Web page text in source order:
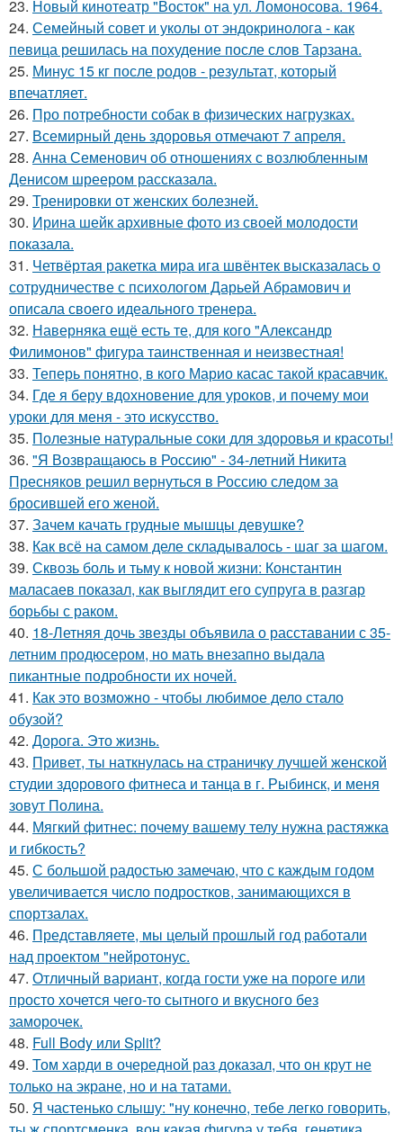
23. Новый кинотеатр "Восток" на ул. Ломоносова. 1964.
24. Семейный совет и уколы от эндокринолога - как
певица решилась на похудение после слов Тарзана.
25. Минус 15 кг после родов - результат, который
впечатляет.
26. Про потребности собак в физических нагрузках.
27. Всемирный день здоровья отмечают 7 апреля.
28. Анна Семенович об отношениях с возлюбленным
Денисом шреером рассказала.
29. Тренировки от женских болезней.
30. Ирина шейк архивные фото из своей молодости
показала.
31. Четвёртая ракетка мира ига швёнтек высказалась о
сотрудничестве с психологом Дарьей Абрамович и
описала своего идеального тренера.
32. Наверняка ещё есть те, для кого "Александр
Филимонов" фигура таинственная и неизвестная!
33. Теперь понятно, в кого Марио касас такой красавчик.
34. Где я беру вдохновение для уроков, и почему мои
уроки для меня - это искусство.
35. Полезные натуральные соки для здоровья и красоты!
36. "Я Возвращаюсь в Россию" - 34-летний Никита
Пресняков решил вернуться в Россию следом за
бросившей его женой.
37. Зачем качать грудные мышцы девушке?
38. Как всё на самом деле складывалось - шаг за шагом.
39. Сквозь боль и тьму к новой жизни: Константин
маласаев показал, как выглядит его супруга в разгар
борьбы с раком.
40. 18-Летняя дочь звезды объявила о расставании с 35-
летним продюсером, но мать внезапно выдала
пикантные подробности их ночей.
41. Как это возможно - чтобы любимое дело стало
обузой?
42. Дорога. Это жизнь.
43. Привет, ты наткнулась на страничку лучшей женской
студии здорового фитнеса и танца в г. Рыбинск, и меня
зовут Полина.
44. Мягкий фитнес: почему вашему телу нужна растяжка
и гибкость?
45. С большой радостью замечаю, что с каждым годом
увеличивается число подростков, занимающихся в
спортзалах.
46. Представляете, мы целый прошлый год работали
над проектом "нейротонус.
47. Отличный вариант, когда гости уже на пороге или
просто хочется чего-то сытного и вкусного без
заморочек.
48. Full Body или Split?
49. Том харди в очередной раз доказал, что он крут не
только на экране, но и на татами.
50. Я частенько слышу: "ну конечно, тебе легко говорить,